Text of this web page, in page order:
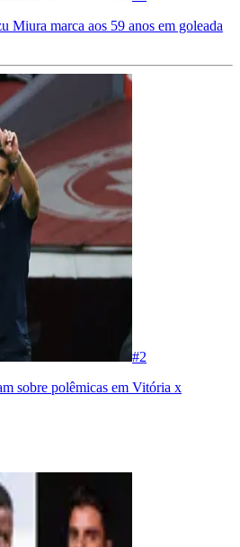
Miura marca aos 59 anos em goleada
#2
sobre polêmicas em Vitória x